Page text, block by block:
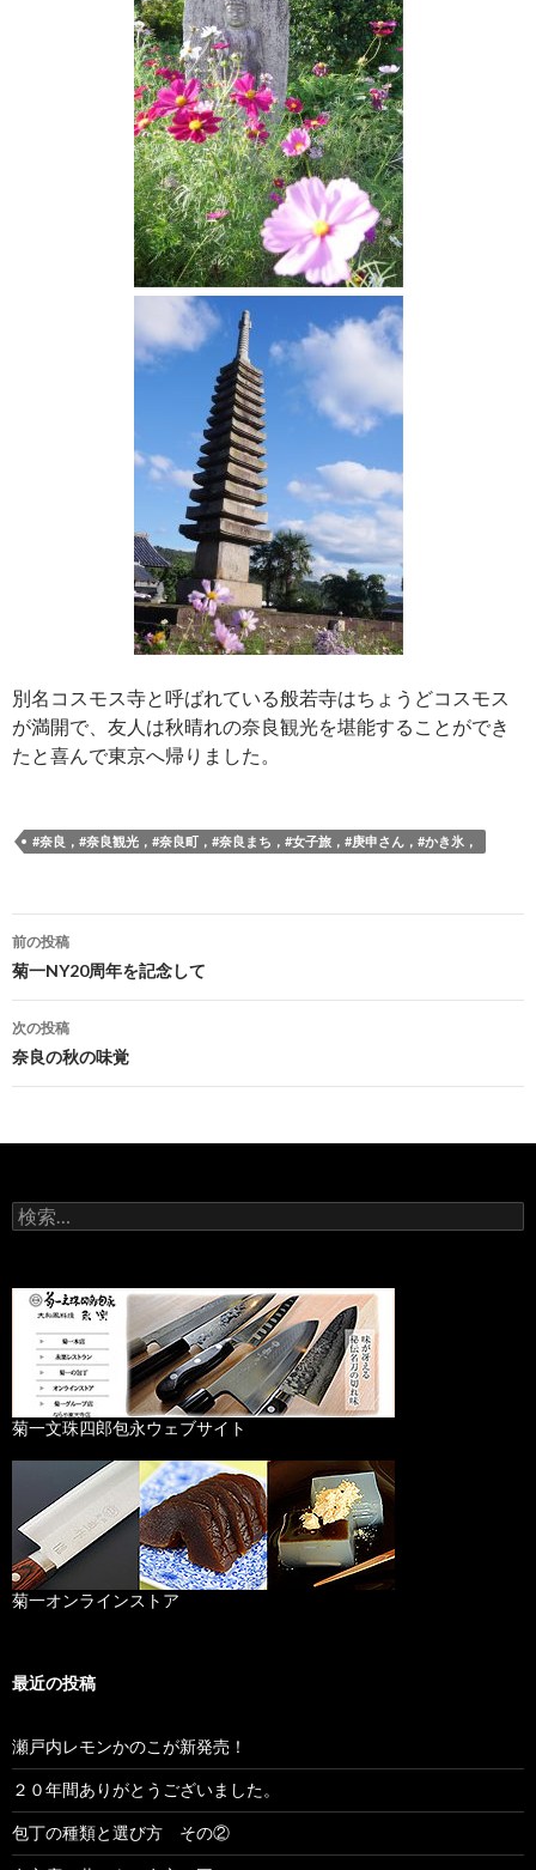
別名コスモス寺と呼ばれている般若寺はちょうどコスモス
が満開で、友人は秋晴れの奈良観光を堪能することができ
たと喜んで東京へ帰りました。
#奈良，#奈良観光，#奈良町，#奈良まち，#女子旅，#庚申さん，#かき氷，
投
稿
ナ
ゲ
シ
ン
前の投稿
菊一NY20周年を記念して
次の投稿
奈良の秋の味覚
検
索
菊一文珠四郎包永ウェブサイト
菊一オンラインストア
最近の投稿
瀬戸内レモンかのこが新発売！
２０年間ありがとうございました。
包丁の種類と選び方 その②